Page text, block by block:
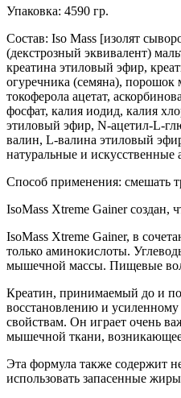
Упаковка: 4590 гр.
Состав: Iso Mass [изолят
(декстрозный эквивалент)
креатина этиловый эфир,
огуречника (семяна), порошок
токоферола ацетат,
фосфат, калия иодид, калия
этиловый эфир, N-ацетил-L-
валин, L-валина этиловый
натуральные и искусственные
Способ применения: смешать
IsoMass Xtreme Gainer
IsoMass Xtreme Gainer, в
только аминокислоты.
мышечной массы. Пищевые
Креатин, принимаемый до и
восстановлению и
свойствам. Он играет очень
мышечной ткани,
Эта формула также содержит
использовать запасенные